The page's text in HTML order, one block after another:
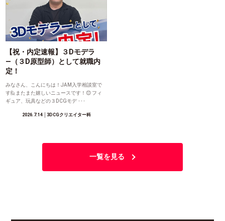
【祝・内定速報】３Dモデラ
―（３D原型師）として就職内
定！
みなさん、こんにちは！JAM入学相談室で
す🙋またまた嬉しいニュースです！😊 フィ
ギュア、玩具などの３DCGモデ ･･･
2026.7.14│3DCGクリエイター科
一覧を見る